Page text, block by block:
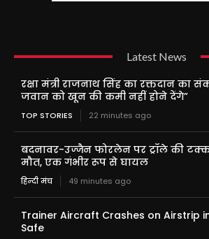
Latest News
रक्षा मंत्री राजनाथ सिंह का रक्तदान का
जवान को खून की कमी नहीं होने देंगे”
TOP STORIES 22 minutes ago
बदनावर-उज्जैन फोरलेन पर ट्रॉले की
मौत, एक गंभीर रूप से घायल
हिन्दी मंच 49 minutes ago
Trainer Aircraft Crashes on Airstrip
Safe